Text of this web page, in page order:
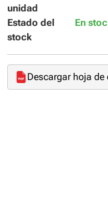
unidad
Estado del
stock
En
Descargar hoja de